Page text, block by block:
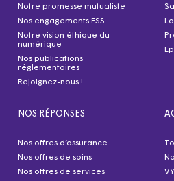
Notre promesse mutualiste
Nos engagements ESS
Notre vision éthique du
numérique
Nos publications
réglementaires
Rejoignez-nous !
NOS RÉPONSES
Nos offres d’assurance
Nos offres de soins
Nos offres de services